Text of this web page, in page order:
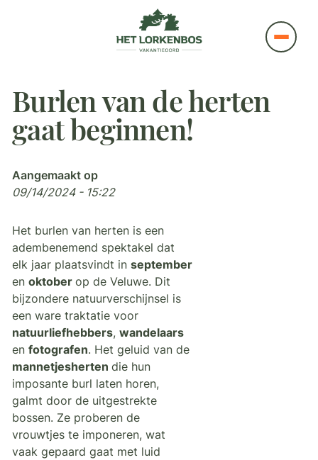
Burlen van de herten
gaat beginnen!
Aangemaakt op
09/14/2024 - 15:22
Het burlen van herten is een
adembenemend spektakel dat
elk jaar plaatsvindt inseptember
enoktoberop de Veluwe. Dit
bijzondere natuurverschijnsel is
een ware traktatie voor
natuurliefhebbers,wandelaars
enfotografen. Het geluid van de
mannetjeshertendie hun
imposante burl laten horen,
galmt door de uitgestrekte
bossen. Ze proberen de
vrouwtjes te imponeren, wat
vaak gepaard gaat met luid